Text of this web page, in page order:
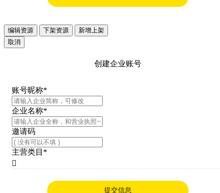
编辑资源 下架资源
新增上架
取消
创建企业账号
账号昵称*
企业名称*
邀请码
主营类目 *

提交信息